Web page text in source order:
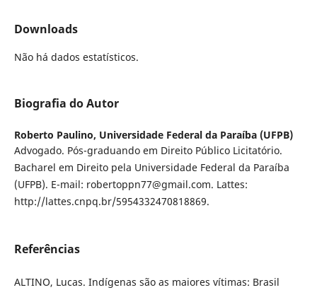
Downloads
Não há dados estatísticos.
Biografia do Autor
Roberto Paulino, Universidade Federal da Paraíba (UFPB)
Advogado. Pós-graduando em Direito Público Licitatório.
Bacharel em Direito pela Universidade Federal da Paraíba
(UFPB). E-mail: robertoppn77@gmail.com. Lattes:
http://lattes.cnpq.br/5954332470818869.
Referências
ALTINO, Lucas. Indígenas são as maiores vítimas: Brasil